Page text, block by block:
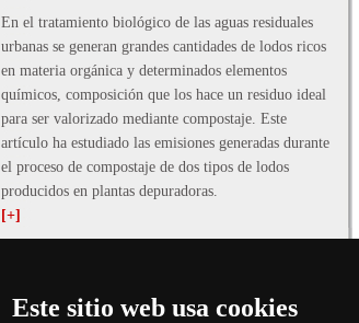
Este sitio web usa cookies
En el tratamiento biológico de las aguas residuales
urbanas se generan grandes cantidades de lodos ricos
en materia orgánica y determinados elementos
químicos, composición que los hace un residuo ideal
para ser valorizado mediante compostaje. Este
artículo ha estudiado las emisiones generadas durante
el proceso de compostaje de dos tipos de lodos
producidos en plantas depuradoras.
[+]